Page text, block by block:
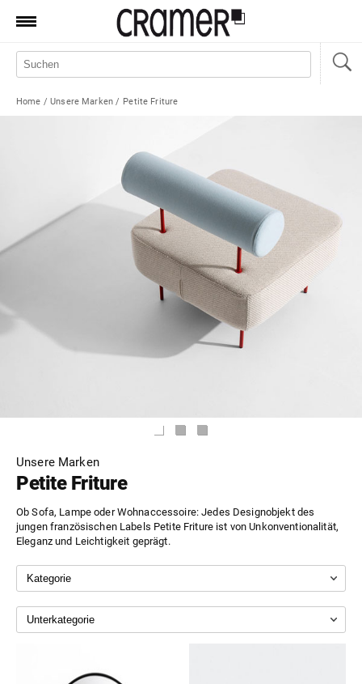
Produkte
Standorte
Shop
Home / Unsere Marken / Petite Friture
Unsere Marken
Petite Friture
Ob Sofa, Lampe oder Wohnaccessoire: Jedes Designobjekt des
jungen französischen Labels Petite Friture ist von Unkonventionalität,
Eleganz und Leichtigkeit geprägt.